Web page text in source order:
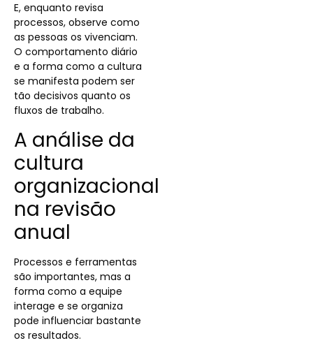
E, enquanto revisa
processos, observe como
as pessoas os vivenciam.
O comportamento diário
e a forma como a cultura
se manifesta podem ser
tão decisivos quanto os
fluxos de trabalho.
A análise da
cultura
organizacional
na revisão
anual
Processos e ferramentas
são importantes, mas a
forma como a equipe
interage e se organiza
pode influenciar bastante
os resultados.